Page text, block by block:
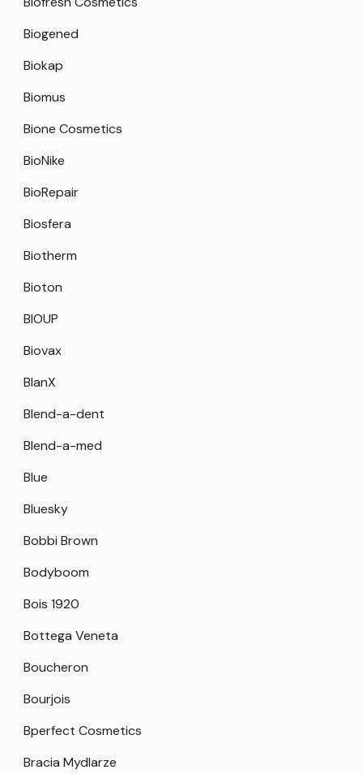
Biogened
Biokap
Biomus
Bione Cosmetics
BioNike
BioRepair
Biosfera
Biotherm
Bioton
BIOUP
Biovax
BlanX
Blend-a-dent
Blend-a-med
Blue
Bluesky
Bobbi Brown
Bodyboom
Bois 1920
Bottega Veneta
Boucheron
Bourjois
Bperfect Cosmetics
Bracia Mydlarze